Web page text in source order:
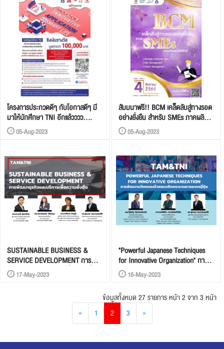
โครงการประกวดดีๆ กับโอกาสดีๆ มี
มาให้นักศึกษา TNI อีกแล้วววว....
05-Aug-2023
สัมมนาฟรี!! BCM เคล็ดลับสู่ทางรอด
อย่างยั่งยืน สำหรับ SMEs ภาคผลิต
และโลจิสติกส์
05-Aug-2023
SUSTAINABLE BUSINESS &
SERVICE DEVELOPMENT การ
พัฒนาธุรกิจและบริการเพื่อความยั่งยืน
17-May-2023
"Powerful Japanese Techniques
for Innovative Organization" การ
พัฒนานวัตกรรมด้วยแนวคิด
กระบวนการแบบญี่ปุ่น
16-May-2023
ข้อมูลทั้งหมด 27 รายการหน้า 2 จาก 3 หน้า
«
1 2 3 »